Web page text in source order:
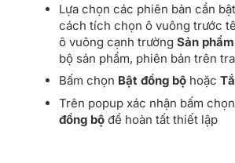
Lựa chọn các phiên bản cần
cách tích chọn ô vuông trước
ô vuông cạnh trường Sản
bộ sản phẩm, phiên bản trên
Bấm chọn Bật đồng bộ hoặc
Trên popup xác nhận bấm chọn
đồng bộ để hoàn tất thiết lập